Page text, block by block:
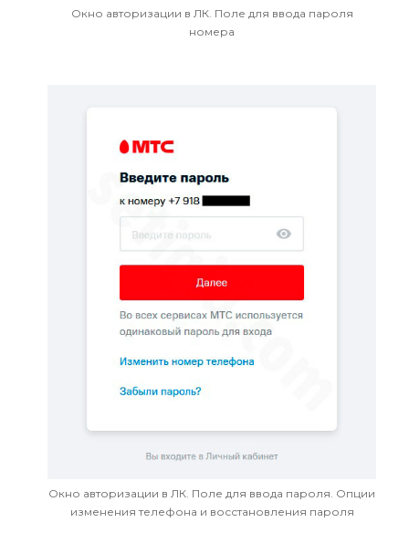
Окно авторизации в ЛК. Поле для ввода пароля
номера
Окно авторизации в ЛК. Поле для ввода пароля. Опции
изменения телефона и восстановления пароля